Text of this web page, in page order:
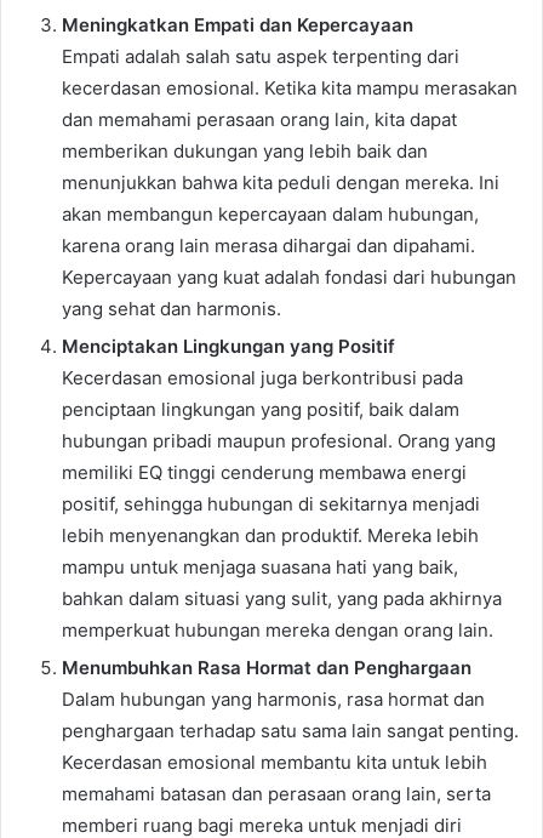
Meningkatkan Empati dan Kepercayaan
Empati adalah salah satu aspek terpenting dari
kecerdasan emosional. Ketika kita mampu merasakan
dan memahami perasaan orang lain, kita dapat
memberikan dukungan yang lebih baik dan
menunjukkan bahwa kita peduli dengan mereka. Ini
akan membangun kepercayaan dalam hubungan,
karena orang lain merasa dihargai dan dipahami.
Kepercayaan yang kuat adalah fondasi dari hubungan
yang sehat dan harmonis.
Menciptakan Lingkungan yang Positif
Kecerdasan emosional juga berkontribusi pada
penciptaan lingkungan yang positif, baik dalam
hubungan pribadi maupun profesional. Orang yang
memiliki EQ tinggi cenderung membawa energi
positif, sehingga hubungan di sekitarnya menjadi
lebih menyenangkan dan produktif. Mereka lebih
mampu untuk menjaga suasana hati yang baik,
bahkan dalam situasi yang sulit, yang pada akhirnya
memperkuat hubungan mereka dengan orang lain.
Menumbuhkan Rasa Hormat dan Penghargaan
Dalam hubungan yang harmonis, rasa hormat dan
penghargaan terhadap satu sama lain sangat penting.
Kecerdasan emosional membantu kita untuk lebih
memahami batasan dan perasaan orang lain, serta
memberi ruang bagi mereka untuk menjadi diri